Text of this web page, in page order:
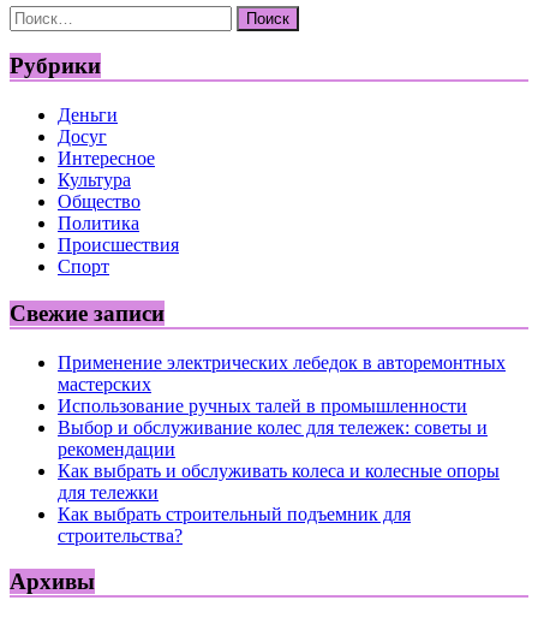
Найти:
Рубрики
Деньги
Досуг
Интересное
Культура
Общество
Политика
Происшествия
Спорт
Свежие записи
Применение электрических лебедок в авторемонтных
мастерских
Использование ручных талей в промышленности
Выбор и обслуживание колес для тележек: советы и
рекомендации
Как выбрать и обслуживать колеса и колесные опоры
для тележки
Как выбрать строительный подъемник для
строительства?
Архивы